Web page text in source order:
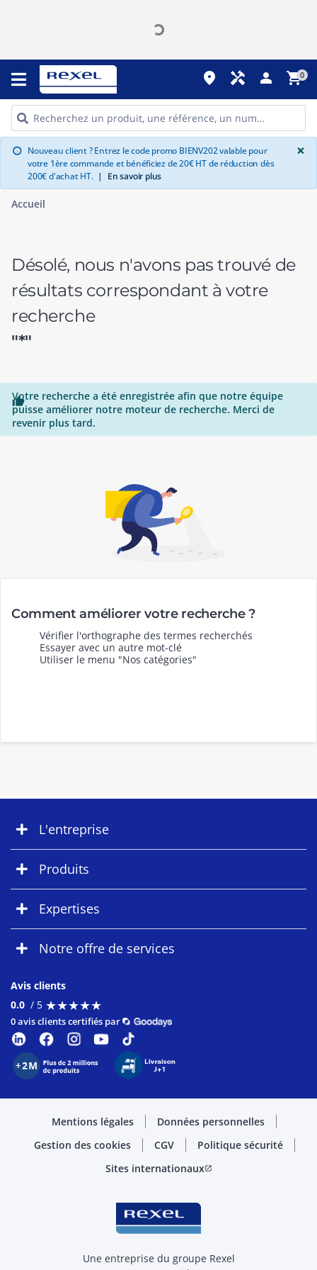
place handyman person shopping_cart0
info Nouveau client ? Entrez le code promo BIENV202 valable pour
votre 1ère commande et bénéficiez de 20€ HT de réduction dès
200€ d'achat HT. | En savoir plus
×
Accueil
Désolé, nous n'avons pas trouvé de
résultats correspondant à votre
recherche
"*"

Votre recherche a été enregistrée afin que notre équipe
puisse améliorer notre moteur de recherche. Merci de
revenir plus tard.
Comment améliorer votre recherche ?
Vérifier l'orthographe des termes recherchés
Essayer avec un autre mot-clé
Utiliser le menu "Nos catégories"
L'entreprise
Produits
Expertises
Notre offre de services
Avis clients
0.0 / 5 ★★★★★
★★★★★
0 avis clients certifiés par
Mentions légales
Données personnelles
Gestion des cookies
CGV
Politique sécurité
Sites internationauxopen_in_new
Une entreprise du groupe Rexel